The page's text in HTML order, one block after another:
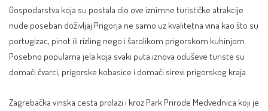
Gospodarstva koja su postala dio ove iznimne turističke atrakcije
nude poseban doživljaj Prigorja ne samo uz kvalitetna vina kao što su
portugizac, pinot ili rizling nego i šarolikom prigorskom kuhinjom.
Posebno popularna jela koja svaki puta iznova oduševe turiste su
domaći čvarci, prigorske kobasice i domaći sirevi prigorskog kraja.
Zagrebačka vinska cesta prolazi i kroz Park Prirode Medvednica koji je